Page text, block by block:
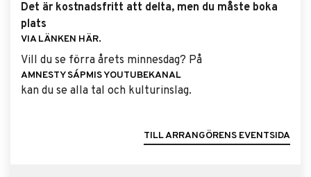
Det är kostnadsfritt att delta, men du måste boka
plats
VIA LÄNKEN HÄR.
Vill du se förra årets minnesdag? På
AMNESTY SÁPMIS YOUTUBEKANAL
kan du se alla tal och kulturinslag.
TILL ARRANGÖRENS EVENTSIDA